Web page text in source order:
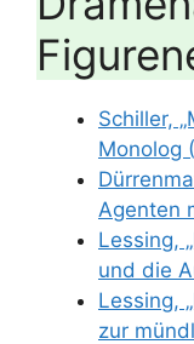
Schiller,
Monolog
Agenten
Lessing,
und die
Lessing,
zur